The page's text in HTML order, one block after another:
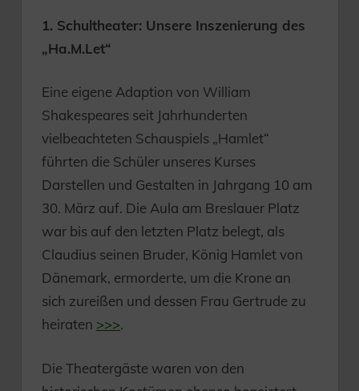
1. Schultheater: Unsere Inszenierung des
„Ha.M.Let“
Eine eigene Adaption von William
Shakespeares seit Jahrhunderten
vielbeachteten Schauspiels „Hamlet“
führten die Schüler unseres Kurses
Darstellen und Gestalten in Jahrgang 10 am
30. März auf. Die Aula am Breslauer Platz
war bis auf den letzten Platz belegt, als
Claudius seinen Bruder, König Hamlet von
Dänemark, ermorderte, um die Krone an
sich zureißen und dessen Frau Gertrude zu
heiraten >>>.
Die Theatergäste waren von den